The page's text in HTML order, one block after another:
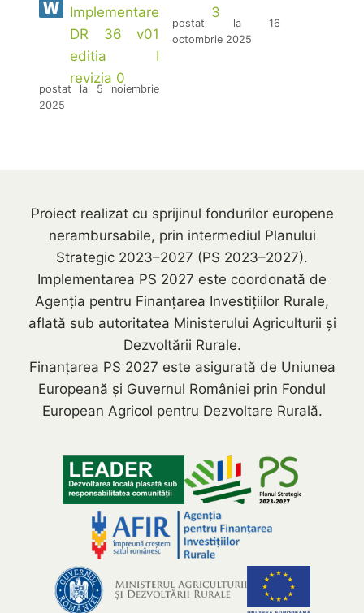
Implementare
DR 36 v01
editia I
revizia 0
postat la 5 noiembrie
2025
3
postat la 16
octombrie 2025
Proiect realizat cu sprijinul fondurilor europene
nerambursabile, prin intermediul Planului
Strategic 2023–2027 (PS 2023–2027).
Implementarea PS 2027 este coordonată de
Agenția pentru Finanțarea Investițiilor Rurale,
aflată sub autoritatea Ministerului Agriculturii și
Dezvoltării Rurale.
Finanțarea PS 2027 este asigurată de Uniunea
Europeană și Guvernul României prin Fondul
European Agricol pentru Dezvoltare Rurală.